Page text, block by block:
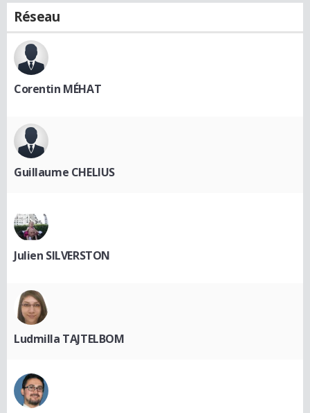
Réseau
Corentin MÉHAT
Guillaume CHELIUS
Julien SILVERSTON
Ludmilla TAJTELBOM